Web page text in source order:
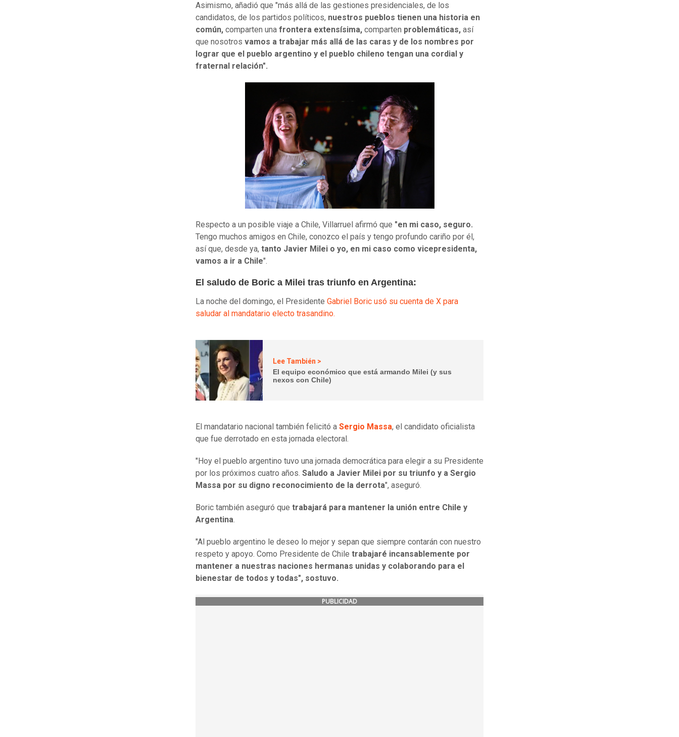
Asimismo, añadió que "más allá de las gestiones presidenciales, de los
candidatos, de los partidos políticos, nuestros pueblos tienen una historia en
común, comparten una frontera extensísima, comparten problemáticas, así
que nosotros vamos a trabajar más allá de las caras y de los nombres por
lograr que el pueblo argentino y el pueblo chileno tengan una cordial y
fraternal relación".
Respecto a un posible viaje a Chile, Villarruel afirmó que "en mi caso, seguro.
Tengo muchos amigos en Chile, conozco el país y tengo profundo cariño por él,
así que, desde ya, tanto Javier Milei o yo, en mi caso como vicepresidenta,
vamos a ir a Chile".
El saludo de Boric a Milei tras triunfo en Argentina:
La noche del domingo, el Presidente Gabriel Boric usó su cuenta de X para
saludar al mandatario electo trasandino.
Lee También >
El equipo económico que está armando Milei (y sus
nexos con Chile)
El mandatario nacional también felicitó a Sergio Massa, el candidato oficialista
que fue derrotado en esta jornada electoral.
"Hoy el pueblo argentino tuvo una jornada democrática para elegir a su Presidente
por los próximos cuatro años. Saludo a Javier Milei por su triunfo y a Sergio
Massa por su digno reconocimiento de la derrota", aseguró.
Boric también aseguró que trabajará para mantener la unión entre Chile y
Argentina.
"Al pueblo argentino le deseo lo mejor y sepan que siempre contarán con nuestro
respeto y apoyo. Como Presidente de Chile trabajaré incansablemente por
mantener a nuestras naciones hermanas unidas y colaborando para el
bienestar de todos y todas", sostuvo.
PUBLICIDAD